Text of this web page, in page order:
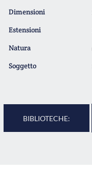
Dimensioni
Estensioni
Natura
Soggetto
BIBLIOTECHE: